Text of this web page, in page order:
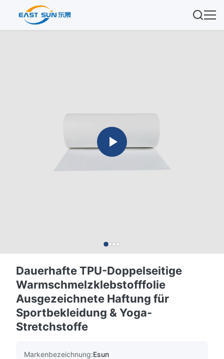
Dauerhafte TPU-Doppelseitige
Warmschmelzklebstofffolie
Ausgezeichnete Haftung für
Sportbekleidung & Yoga-
Stretchstoffe
Markenbezeichnung:Esun